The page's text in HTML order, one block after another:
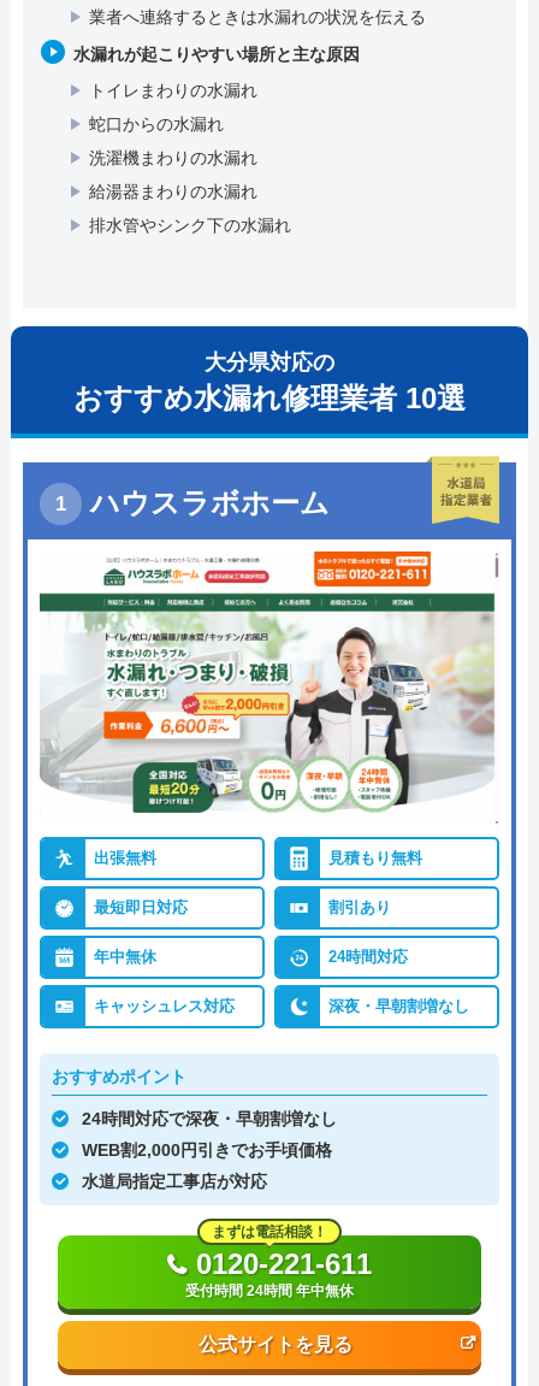
業者へ連絡するときは水漏れの状況を伝える
水漏れが起こりやすい場所と主な原因
トイレまわりの水漏れ
蛇口からの水漏れ
洗濯機まわりの水漏れ
給湯器まわりの水漏れ
排水管やシンク下の水漏れ
大分県対応の
おすすめ水漏れ修理業者 10選
ハウスラボホーム
出張無料 見積もり無料
最短即日対応 割引あり
年中無休 24時間対応
キャッシュレス対応 深夜・早朝割増なし
おすすめポイント
24時間対応で深夜・早朝割増なし
WEB割2,000円引きでお手頃価格
水道局指定工事店が対応
公式サイトを見る
まずは電話相談！
0120-221-611
受付時間 24時間 年中無休